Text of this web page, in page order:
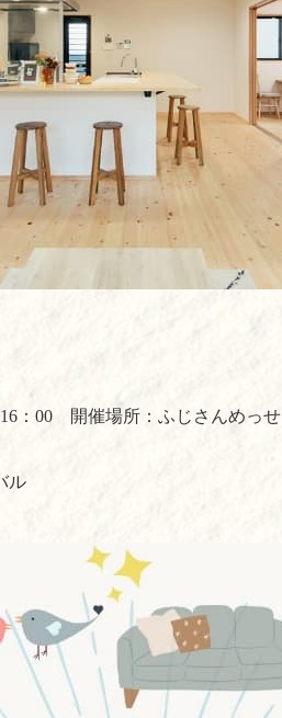
16 ： 00 開催場所：ふじさんめっせ
ル